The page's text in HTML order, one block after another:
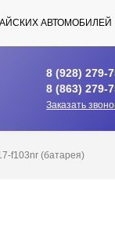
АВТОМОБИЛЕЙ
8 (928) 279-
8 (863) 279-
Заказать
f103nr (батарея)